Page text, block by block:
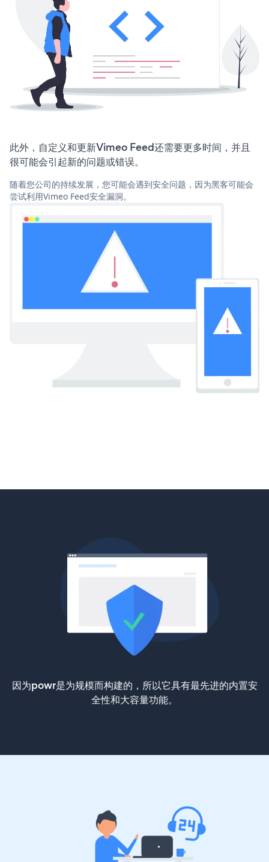
此外，自定义和更新Vimeo Feed还需要更多时间，并且
很可能会引起新的问题或错误。
随着您公司的持续发展，您可能会遇到安全问题，因为黑客可能会
尝试利用Vimeo Feed安全漏洞。
因为powr是为规模而构建的，所以它具有最先进的内置安
全性和大容量功能。